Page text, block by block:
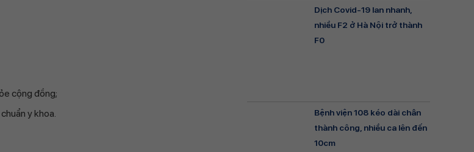
cộng đồng;
y khoa.
Dịch Covid-19 lan nhanh,
nhiều F2 ở Hà Nội trở thành
F0
Bệnh viện 108 kéo dài chân
thành công, nhiều ca lên đến
10cm